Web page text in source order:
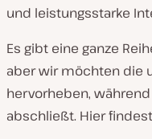
und leistungsstarke
Es gibt eine ganze
aber wir möchten die
hervorheben,
abschließt. Hier